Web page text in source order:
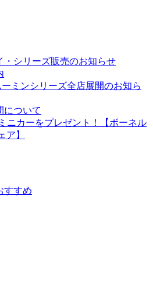
・シリーズ販売のお知らせ
ーミンシリーズ全店展開のお知ら
について
ニカーをプレゼント！【ボーネル
ア】
すすめ